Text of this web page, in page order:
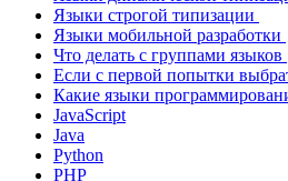
Языки строгой типизации
Языки мобильной разработки
Что делать с группами языков
Если с первой попытки
Какие языки
JavaScript
Java
Python
PHP